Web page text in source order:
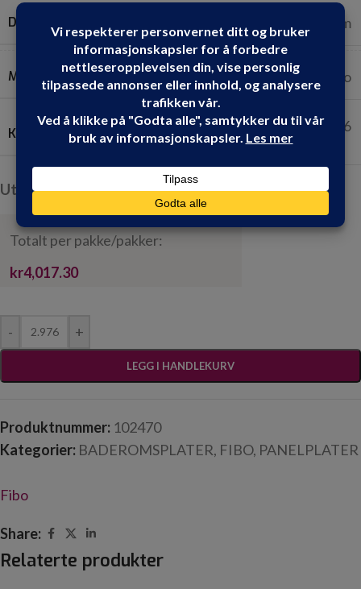
DIMENSJONER 240 cm x 62 cm
MERKER Fibo
KVADRATMETER PR. PAKKE: 2.976
Utsolgt, men kan bestilles
Totalt per pakke/pakker:
kr4,017.30
- +
LEGG I HANDLEKURV
Produktnummer: 102470
Kategorier: BADEROMSPLATER, FIBO, PANELPLATER
Fibo
Share:
Relaterte produkter